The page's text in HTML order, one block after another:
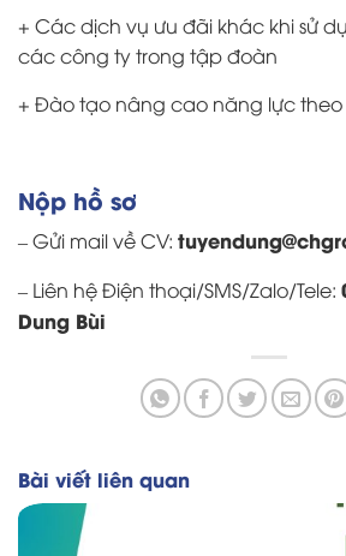
+ Các dịch vụ ưu đãi khác khi sử
các công ty trong tập đoàn
+ Đào tạo nâng cao năng lực
Nộp hồ sơ
– Gửi mail về CV:
– Liên hệ Điện thoại/SMS/Zalo/Tele:
Dung Bùi
Bài viết liên quan